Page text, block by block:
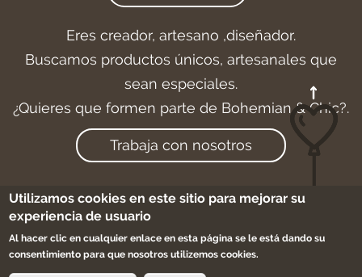
Eres creador, artesano ,diseñador.
Buscamos productos únicos, artesanales que
sean especiales.
¿Quieres que formen parte de Bohemian & Chic?.
Trabaja con nosotros
Aviso legal-Cookies
-Sitemap
Utilizamos cookies en este sitio para mejorar su
experiencia de usuario
Al hacer clic en cualquier enlace en esta página se le está dando su
consentimiento para que nosotros utilizemos cookies.